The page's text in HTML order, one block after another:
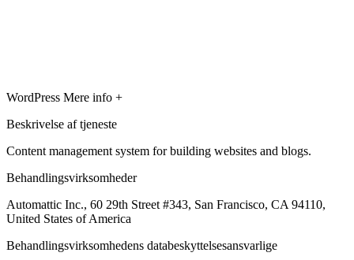
WordPress Mere info +
Beskrivelse af tjeneste
Content management system for building websites and blogs.
Behandlingsvirksomheder
Automattic Inc., 60 29th Street #343, San Francisco, CA 94110,
United States of America
Behandlingsvirksomhedens databeskyttelsesansvarlige